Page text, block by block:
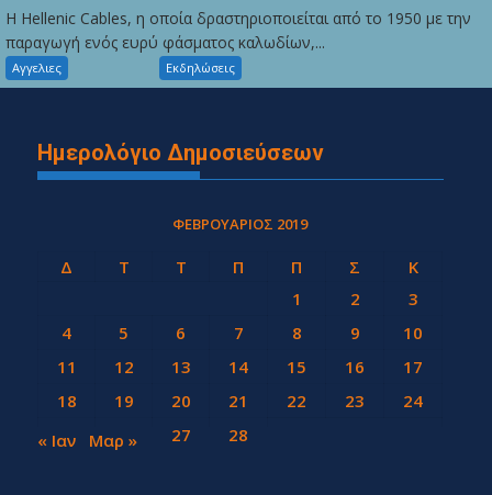
Η Hellenic Cables, η οποία δραστηριοποιείται από το 1950 με την
παραγωγή ενός ευρύ φάσματος καλωδίων,...
Αγγελιες Εκδηλώσεις
Ημερολόγιο Δημοσιεύσεων
ΦΕΒΡΟΥΆΡΙΟΣ 2019
Δ Τ Τ Π Π Σ
Κ
1
2
3
4
5 6 7 8 9
10
11
12 13 14 15 16
17
18
19 20 21 22 23
24
25
26 27 28
« Ιαν Μαρ »